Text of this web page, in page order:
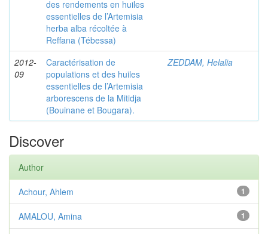
des rendements en huiles
essentielles de l’Artemisia
herba alba récoltée à
Reffana (Tébessa)
2012-
09
Caractérisation de
populations et des huiles
essentielles de l’Artemisia
arborescens de la Mitidja
(Bouinane et Bougara).
ZEDDAM, Helalia
Discover
Author
1
Achour, Ahlem
1
AMALOU, Amina